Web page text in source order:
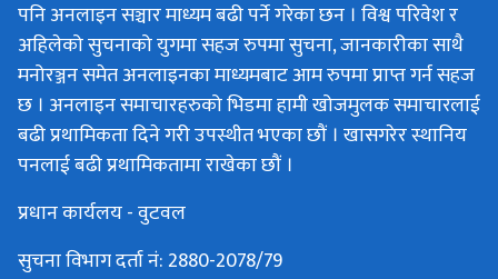
पनि अनलाइन सञ्चार माध्यम बढी पर्ने गरेका छन । विश्व परिवेश र
अहिलेको सुचनाको युगमा सहज रुपमा सुचना, जानकारीका साथै
मनोरञ्जन समेत अनलाइनका माध्यमबाट आम रुपमा प्राप्त गर्न सहज
छ । अनलाइन समाचारहरुको भिडमा हामी खोजमुलक समाचारलाई
बढी प्रथामिकता दिने गरी उपस्थीत भएका छौं । खासगरेर स्थानिय
पनलाई बढी प्रथामिकतामा राखेका छौं ।
प्रधान कार्यलय - वुटवल
सुचना विभाग दर्ता नं: 2880-2078/79